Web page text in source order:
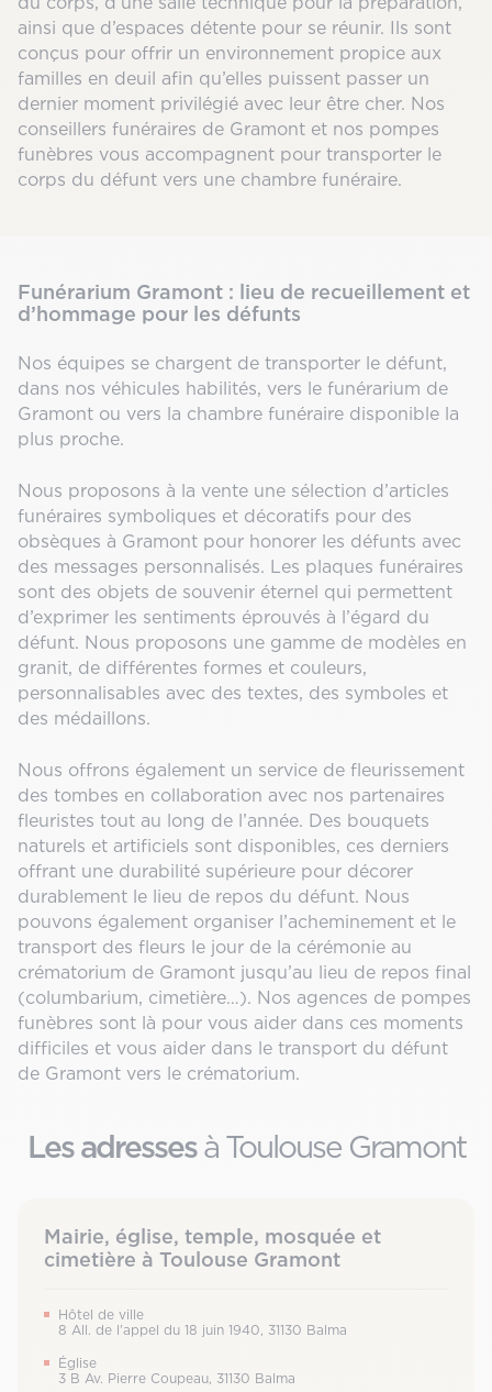
ainsi que d’espaces détente pour se réunir. Ils sont
conçus pour offrir un environnement propice aux
familles en deuil afin qu’elles puissent passer un
dernier moment privilégié avec leur être cher. Nos
conseillers funéraires de Gramont et nos pompes
funèbres vous accompagnent pour transporter le
corps du défunt vers une chambre funéraire.
Funérarium Gramont : lieu de recueillement et
d’hommage pour les défunts
Nos équipes se chargent de transporter le défunt,
dans nos véhicules habilités, vers le funérarium de
Gramont ou vers la chambre funéraire disponible la
plus proche.
Nous proposons à la vente une sélection d’articles
funéraires symboliques et décoratifs pour des
obsèques à Gramont pour honorer les défunts avec
des messages personnalisés. Les plaques funéraires
sont des objets de souvenir éternel qui permettent
d’exprimer les sentiments éprouvés à l’égard du
défunt. Nous proposons une gamme de modèles en
granit, de différentes formes et couleurs,
personnalisables avec des textes, des symboles et
des médaillons.
Nous offrons également un service de fleurissement
des tombes en collaboration avec nos partenaires
fleuristes tout au long de l’année. Des bouquets
naturels et artificiels sont disponibles, ces derniers
offrant une durabilité supérieure pour décorer
durablement le lieu de repos du défunt. Nous
pouvons également organiser l’acheminement et le
transport des fleurs le jour de la cérémonie au
crématorium de Gramont jusqu’au lieu de repos final
(columbarium, cimetière…). Nos agences de pompes
funèbres sont là pour vous aider dans ces moments
difficiles et vous aider dans le transport du défunt
de Gramont vers le crématorium.
Les adressesà Toulouse Gramont
Mairie, église, temple, mosquée et
cimetière à Toulouse Gramont
Hôtel de ville
8 All. de l’appel du 18 juin 1940, 31130 Balma
Église
3 B Av. Pierre Coupeau, 31130 Balma